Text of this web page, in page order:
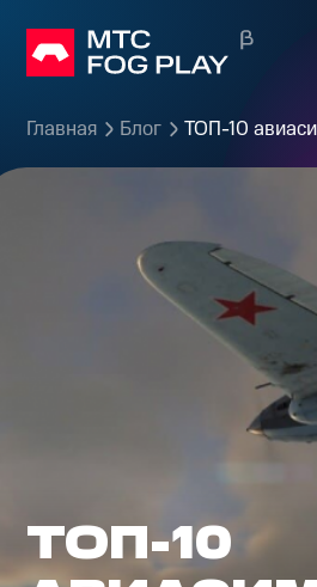
Главная Блог ТОП-10
ТОП-10